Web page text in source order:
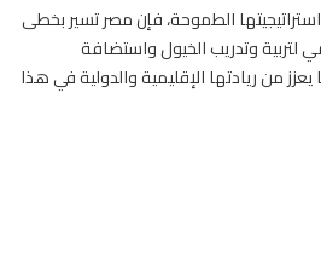
الطموحة، فإن مصر تسير بخطى
لتربية وتدريب الخيول واستضافة
يعزز من ريادتها الإقليمية والدولية في هذا